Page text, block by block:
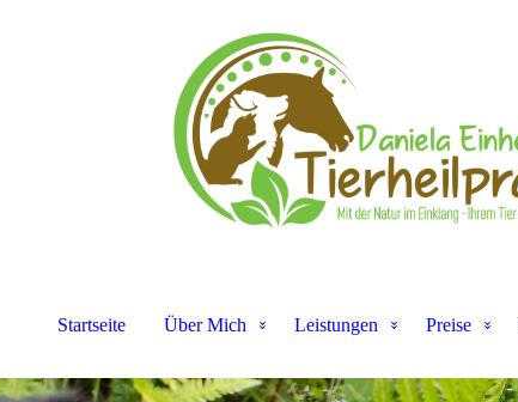
Startseite Über Mich Leistungen Preise